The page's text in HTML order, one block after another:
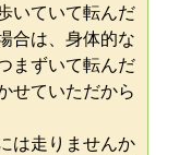
いていて転んだ
合は、身体的な
まずいて転んだ
せていただから
は走りませんか